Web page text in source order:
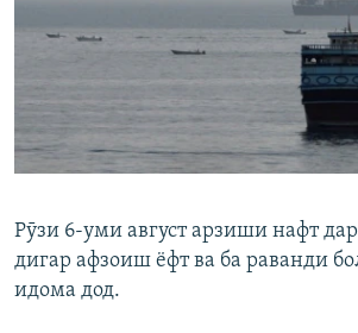
Рӯзи 6-уми август арзиши нафт
дигар афзоиш ёфт ва ба раванди
идома дод.